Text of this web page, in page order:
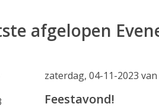
afgelopen
zaterdag, 04-11-2023 van
Feestavond!